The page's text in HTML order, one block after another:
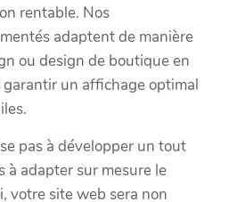
rentable. Nos
adaptent de manière
ou design de boutique en
un affichage optimal
pas à développer un tout
à adapter sur mesure le
votre site web sera non